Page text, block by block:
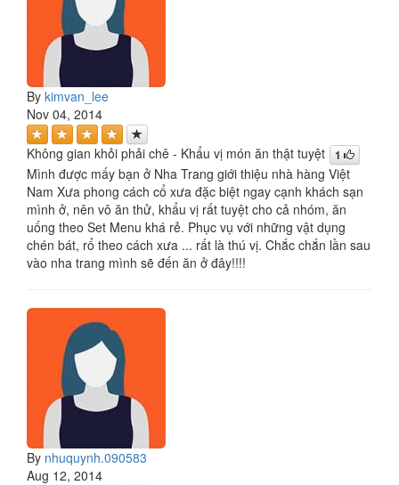
By kimvan_lee
Nov 04, 2014
Không gian khỏi phải chê - Khẩu vị món ăn thật tuyệt 1
Mình được mấy bạn ở Nha Trang giới thiệu nhà hàng Việt
Nam Xưa phong cách cổ xưa đặc biệt ngay cạnh khách sạn
mình ở, nên vô ăn thử, khẩu vị rất tuyệt cho cả nhóm, ăn
uống theo Set Menu khá rẻ. Phục vụ với những vật dụng
chén bát, rổ theo cách xưa ... rất là thú vị. Chắc chắn lần sau
vào nha trang mình sẽ đến ăn ở đây!!!!
By nhuquynh.090583
Aug 12, 2014